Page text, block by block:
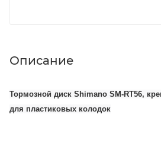
Описание
Тормозной диск Shimano SM-RT56,
для пластиковых колодок